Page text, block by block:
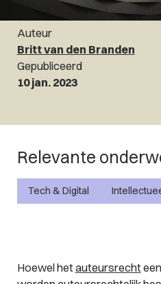
Auteur
Britt van den Branden
Gepubliceerd
10 jan. 2023
Relevante
Tech & Digital
Hoewel hetauteursrecht